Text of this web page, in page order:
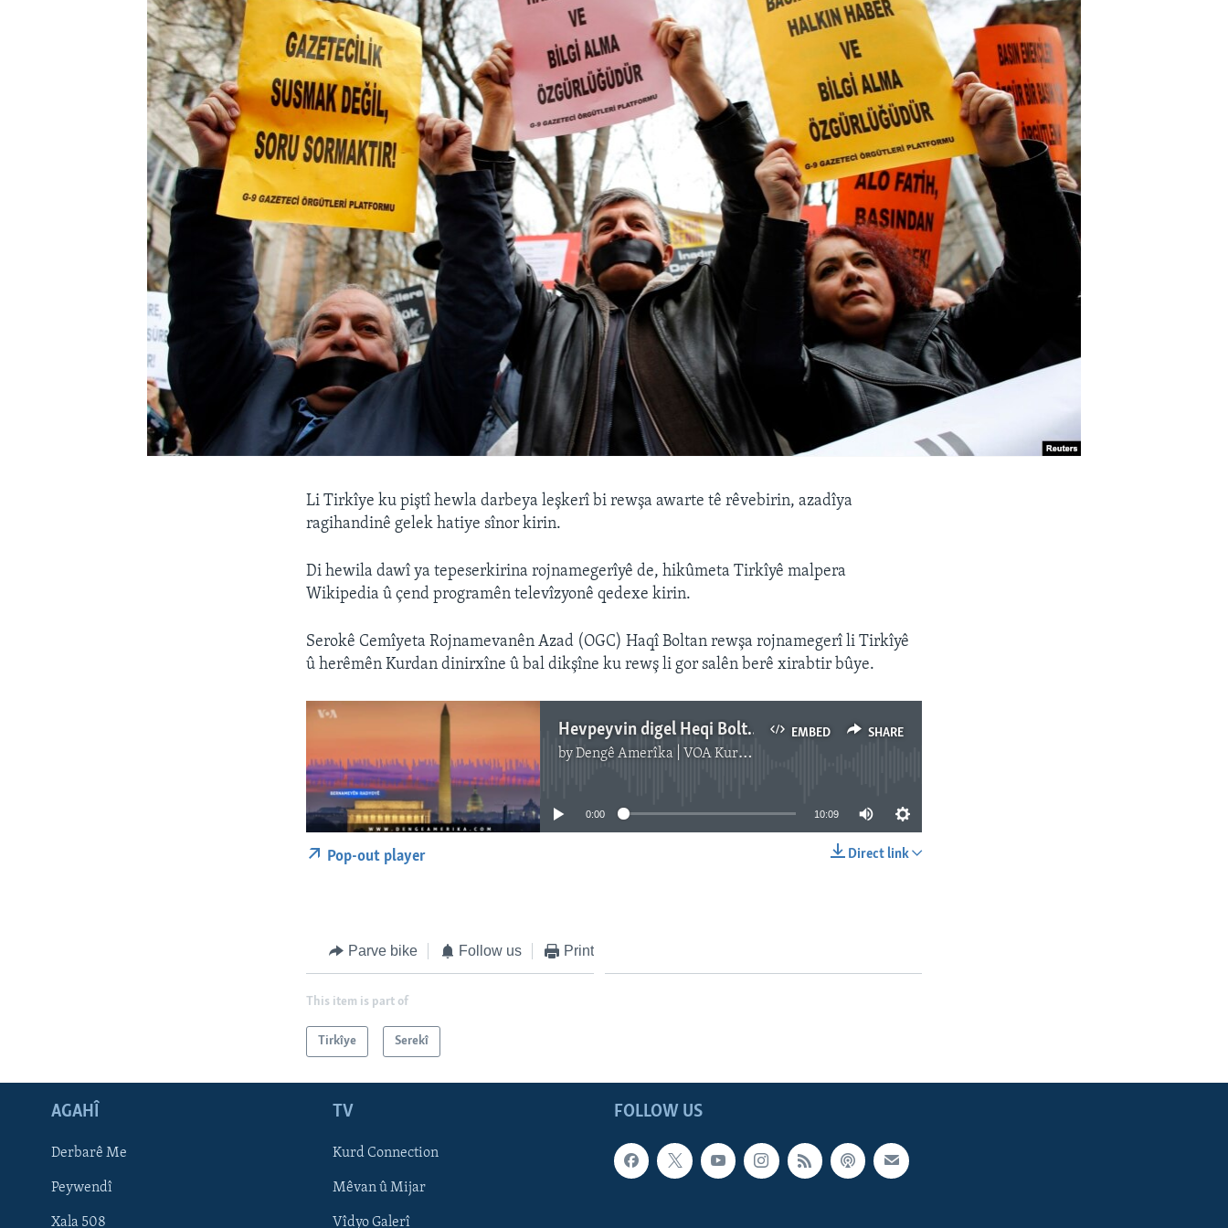
FOLLOW US
Li Tirkîye ku piştî hewla darbeya leşkerî bi rewşa awarte tê rêvebirin, azadîya
ragihandinê gelek hatiye sînor kirin.
Di hewila dawî ya tepeserkirina rojnamegerîyê de, hikûmeta Tirkîyê malpera
Wikipedia û çend programên televîzyonê qedexe kirin.
Serokê Cemîyeta Rojnamevanên Azad (OGC) Haqî Boltan rewşa rojnamegerî li Tirkîyê
û herêmên Kurdan dinirxîne û bal dikşîne ku rewş li gor salên berê xirabtir bûye.
EMBED SHARE
Hevpeyvin digel Heqi Boltan
byDengê Amerîka | VOA Kurmanji
No media source currently available
0:00 10:09
Direct link
Pop-out player
Parve bike Follow us Print
This item is part of
Tirkîye Serekî
FOLLOW US
AGAHÎ
Derbarê Me
Peywendî
Xala 508
TV
Kurd Connection
Mêvan û Mijar
Vîdyo Galerî